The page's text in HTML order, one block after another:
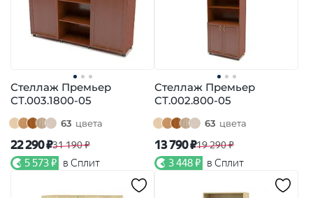
Стеллаж Премьер
СТ.003.1800-05
63 цвета
22 290 ₽31 190 ₽
5 573 ₽ в Сплит
Стеллаж Премьер
СТ.002.800-05
63 цвета
13 790 ₽19 290 ₽
3 448 ₽ в Сплит